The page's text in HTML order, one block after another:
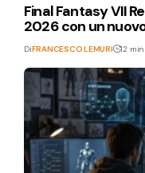
Final Fantasy VII
2026 con un
DiFRANCESCO LEMURI 12